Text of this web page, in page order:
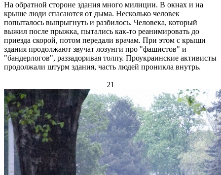
На обратной стороне здания много милиции. В окнах и на
крыше люди спасаются от дыма. Несколько человек
попыталось выпрыгнуть и разбилось. Человека, который
выжил после прыжка, пытались как-то реанимировать до
приезда скорой, потом передали врачам. При этом с крыши
здания продолжают звучат лозунги про "фашистов" и
"бандерлогов", раззадоривая толпу. Проукраинские активисты
продолжали штурм здания, часть людей проникла внутрь.
21